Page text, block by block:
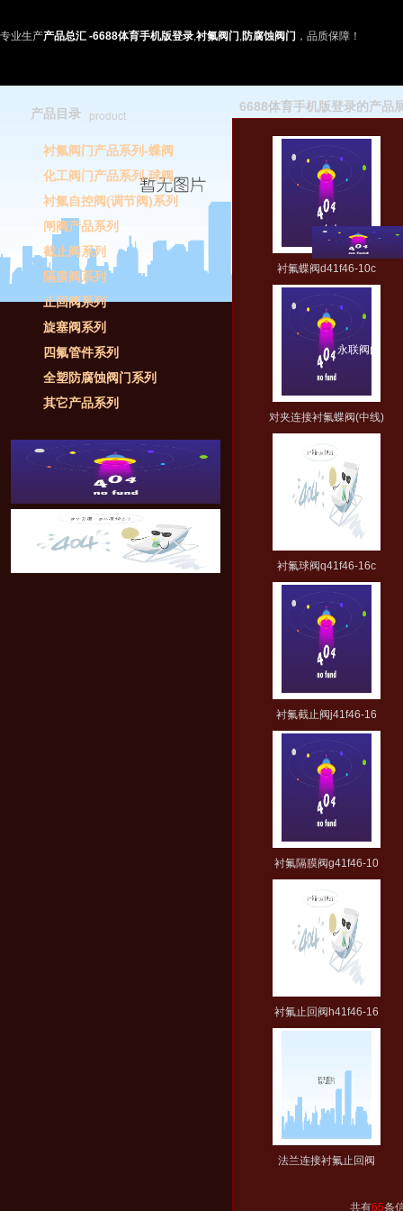
永联阀门
专业生产产品总汇 -6688体育手机版登录,衬氟阀门 ,防腐蚀阀门 ，品质保障！
产品目录 product
衬氟阀门产品系列-蝶阀
化工阀门产品系列-球阀
衬氟自控阀(调节阀)系列
闸阀产品系列
截止阀系列
隔膜阀系列
止回阀系列
旋塞阀系列
四氟管件系列
全塑防腐蚀阀门系列
其它产品系列
6688体育手机版登录的产品
衬氟蝶阀d41f46-10c
对夹连接衬氟蝶阀(中线)
衬氟球阀q41f46-16c
衬氟截止阀j41f46-16
衬氟隔膜阀g41f46-10
衬氟止回阀h41f46-16
法兰连接衬氟止回阀
共有65条